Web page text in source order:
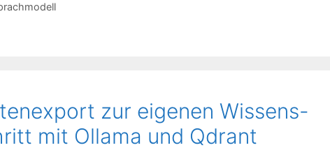
zur eigenen Wissens-
mit Ollama und Qdrant